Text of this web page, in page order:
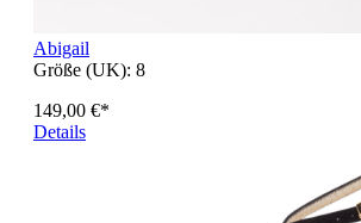
Abigail
Größe (UK): 8
149,00 €*
Details